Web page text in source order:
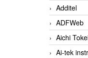
Additel
ADFWeb
Aichi
Ai-tek